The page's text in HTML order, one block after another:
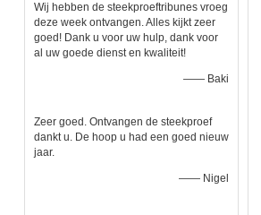
Wij hebben de steekproeftribunes vroeg
deze week ontvangen. Alles kijkt zeer
goed! Dank u voor uw hulp, dank voor
al uw goede dienst en kwaliteit!
—— Baki
Zeer goed. Ontvangen de steekproef
dankt u. De hoop u had een goed nieuw
jaar.
—— Nigel